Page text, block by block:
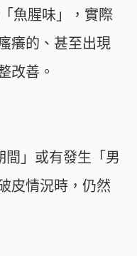
魚腥味」，實際
癢的、甚至出現
改善。
」或有發生「男
皮情況時，仍然